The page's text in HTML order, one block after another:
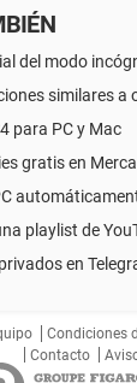
del modo
similares a
para PC y Mac
gratis en
playlist de
en
Condiciones
Contacto